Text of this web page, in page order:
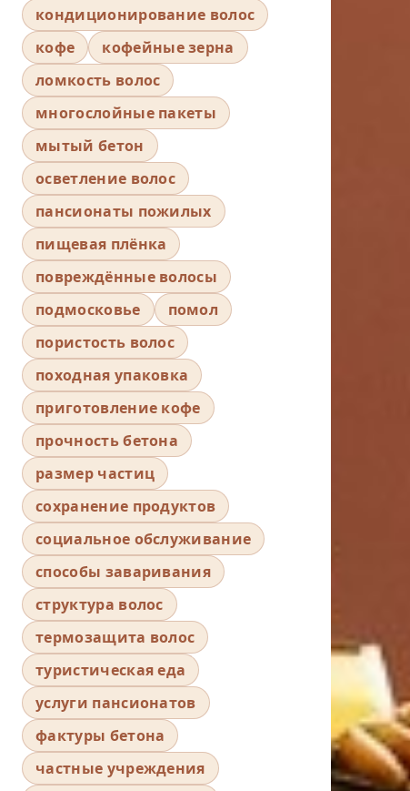
кондиционирование волос
кофе
кофейные зерна
ломкость волос
многослойные пакеты
мытый бетон
осветление волос
пансионаты пожилых
пищевая плёнка
повреждённые волосы
подмосковье
помол
пористость волос
походная упаковка
приготовление кофе
прочность бетона
размер частиц
сохранение продуктов
социальное обслуживание
способы заваривания
структура волос
термозащита волос
туристическая еда
услуги пансионатов
фактуры бетона
частные учреждения